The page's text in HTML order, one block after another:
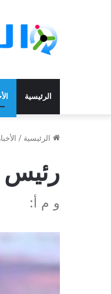
الرئيسية
الرئيسية / الأخبار
رئيس
و م أ: